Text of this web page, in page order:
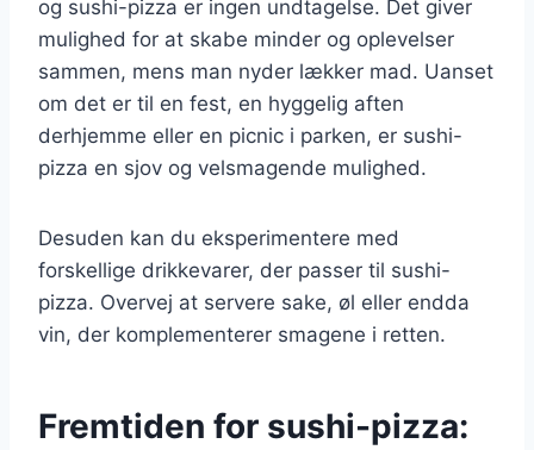
og sushi-pizza er ingen undtagelse. Det giver
mulighed for at skabe minder og oplevelser
sammen, mens man nyder lækker mad. Uanset
om det er til en fest, en hyggelig aften
derhjemme eller en picnic i parken, er sushi-
pizza en sjov og velsmagende mulighed.
Desuden kan du eksperimentere med
forskellige drikkevarer, der passer til sushi-
pizza. Overvej at servere sake, øl eller endda
vin, der komplementerer smagene i retten.
Fremtiden for sushi-pizza: